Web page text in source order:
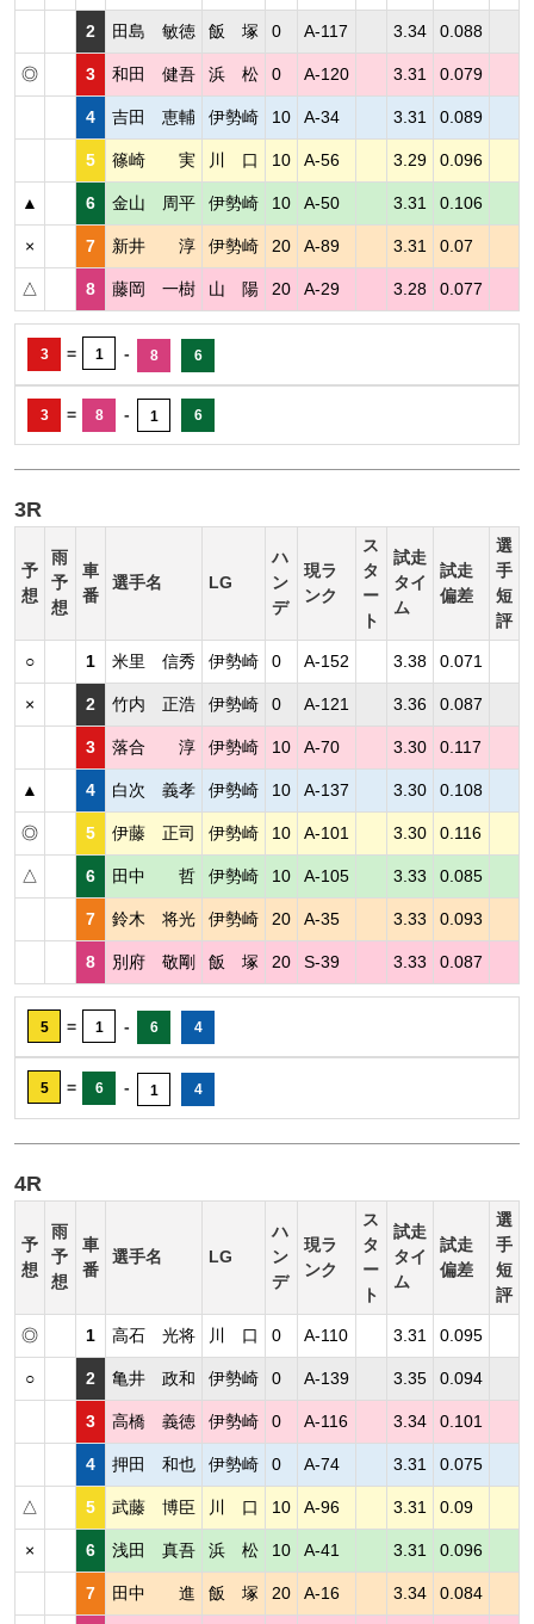
2 田島 敏徳 飯 塚 0 A-117 3.34 0.088
◎ 3 和田 健吾 浜 松 0 A-120 3.31 0.079
4 吉田 恵輔 伊勢崎 10 A-34 3.31 0.089
5 篠崎 実 川 口 10 A-56 3.29 0.096
▲ 6 金山 周平 伊勢崎 10 A-50 3.31 0.106
× 7 新井 淳 伊勢崎 20 A-89 3.31 0.07
△ 8 藤岡 一樹 山 陽 20 A-29 3.28 0.077
3 = 1 - 8 6
3 = 8 - 1 6
3R
予
想
雨
予
想
車
番
選手名 LG
ハ
ン
デ
現ラ
ンク
ス
タ
ー
ト
試走
タイ
ム
試走
偏差
選
手
短
評
○ 1 米里 信秀 伊勢崎 0 A-152 3.38 0.071
× 2 竹内 正浩 伊勢崎 0 A-121 3.36 0.087
3 落合 淳 伊勢崎 10 A-70 3.30 0.117
▲ 4 白次 義孝 伊勢崎 10 A-137 3.30 0.108
◎ 5 伊藤 正司 伊勢崎 10 A-101 3.30 0.116
△ 6 田中 哲 伊勢崎 10 A-105 3.33 0.085
7 鈴木 将光 伊勢崎 20 A-35 3.33 0.093
8 別府 敬剛 飯 塚 20 S-39 3.33 0.087
5 = 1 - 6 4
5 = 6 - 1 4
4R
予
想
雨
予
想
車
番
選手名 LG
ハ
ン
デ
現ラ
ンク
ス
タ
ー
ト
試走
タイ
ム
試走
偏差
選
手
短
評
◎ 1 高石 光将 川 口 0 A-110 3.31 0.095
○ 2 亀井 政和 伊勢崎 0 A-139 3.35 0.094
3 高橋 義徳 伊勢崎 0 A-116 3.34 0.101
4 押田 和也 伊勢崎 0 A-74 3.31 0.075
△ 5 武藤 博臣 川 口 10 A-96 3.31 0.09
× 6 浅田 真吾 浜 松 10 A-41 3.31 0.096
7 田中 進 飯 塚 20 A-16 3.34 0.084